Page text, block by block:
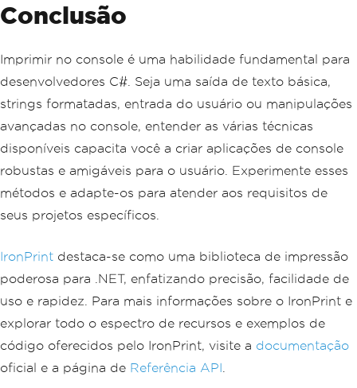
Conclusão
Imprimir no console é uma habilidade fundamental para
desenvolvedores C#. Seja uma saída de texto básica,
strings formatadas, entrada do usuário ou manipulações
avançadas no console, entender as várias técnicas
disponíveis capacita você a criar aplicações de console
robustas e amigáveis para o usuário. Experimente esses
métodos e adapte-os para atender aos requisitos de
seus projetos específicos.
IronPrint destaca-se como uma biblioteca de impressão
poderosa para .NET, enfatizando precisão, facilidade de
uso e rapidez. Para mais informações sobre o IronPrint e
explorar todo o espectro de recursos e exemplos de
código oferecidos pelo IronPrint, visite a documentação
oficial e a página de Referência API